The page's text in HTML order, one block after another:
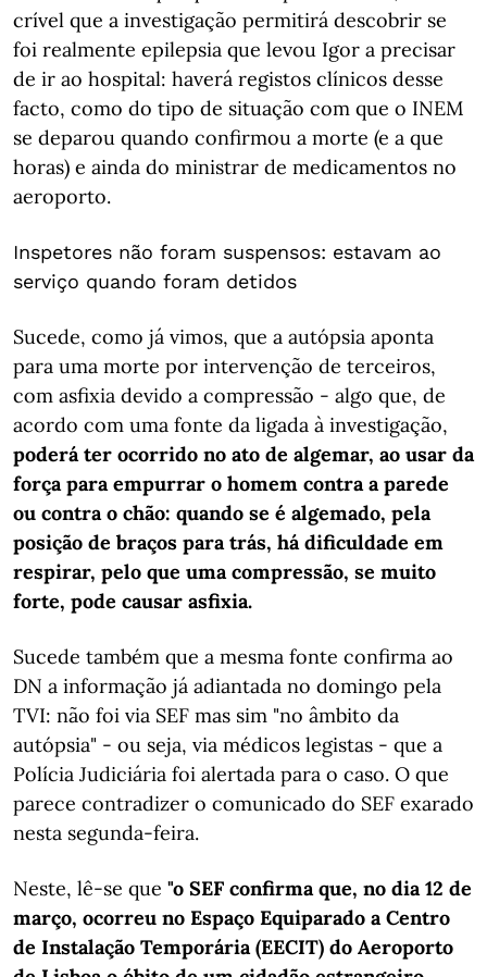
crível que a investigação permitirá descobrir se
foi realmente epilepsia que levou Igor a precisar
de ir ao hospital: haverá registos clínicos desse
facto, como do tipo de situação com que o INEM
se deparou quando confirmou a morte (e a que
horas) e ainda do ministrar de medicamentos no
aeroporto.
Inspetores não foram suspensos: estavam ao
serviço quando foram detidos
Sucede, como já vimos, que a autópsia aponta
para uma morte por intervenção de terceiros,
com asfixia devido a compressão - algo que, de
acordo com uma fonte da ligada à investigação,
poderá ter ocorrido no ato de algemar, ao usar da
força para empurrar o homem contra a parede
ou contra o chão: quando se é algemado, pela
posição de braços para trás, há dificuldade em
respirar, pelo que uma compressão, se muito
forte, pode causar asfixia.
Sucede também que a mesma fonte confirma ao
DN a informação já adiantada no domingo pela
TVI: não foi via SEF mas sim "no âmbito da
autópsia" - ou seja, via médicos legistas - que a
Polícia Judiciária foi alertada para o caso. O que
parece contradizer o comunicado do SEF exarado
nesta segunda-feira.
Neste, lê-se que "o SEF confirma que, no dia 12 de
março, ocorreu no Espaço Equiparado a Centro
de Instalação Temporária (EECIT) do Aeroporto